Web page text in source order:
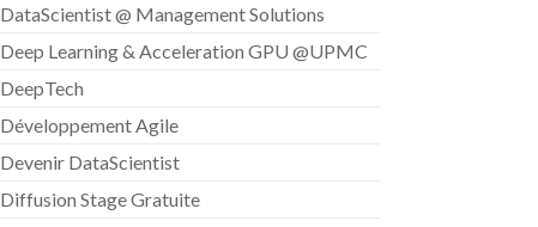
DataScientist @ Management Solutions
Deep Learning & Acceleration GPU @UPMC
DeepTech
Développement Agile
Devenir DataScientist
Diffusion Stage Gratuite